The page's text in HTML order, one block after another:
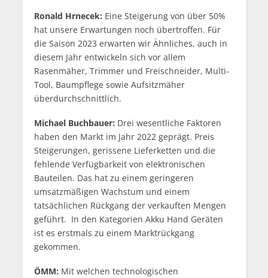
Ronald Hrnecek: Eine Steigerung von über 50%
hat unsere Erwartungen noch übertroffen. Für
die Saison 2023 erwarten wir Ähnliches, auch in
diesem Jahr entwickeln sich vor allem
Rasenmäher, Trimmer und Freischneider, Multi-
Tool, Baumpflege sowie Aufsitzmäher
überdurchschnittlich.
Michael Buchbauer: Drei wesentliche Faktoren
haben den Markt im Jahr 2022 geprägt. Preis
Steigerungen, gerissene Lieferketten und die
fehlende Verfügbarkeit von elektronischen
Bauteilen. Das hat zu einem geringeren
umsatzmäßigen Wachstum und einem
tatsächlichen Rückgang der verkauften Mengen
geführt. In den Kategorien Akku Hand Geräten
ist es erstmals zu einem Marktrückgang
gekommen.
ÖMM: Mit welchen technologischen